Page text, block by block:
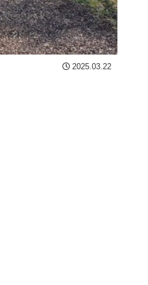
2025.03.22